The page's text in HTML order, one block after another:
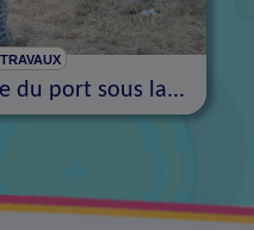
du port sous la...